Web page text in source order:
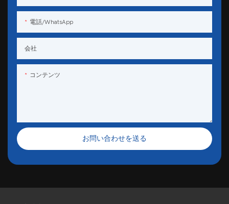
電話/WhatsApp
会社
コンテンツ
お問い合わせを送る